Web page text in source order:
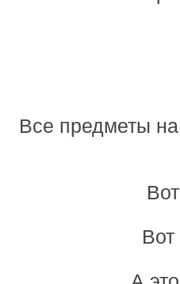
Все предметы
Вот